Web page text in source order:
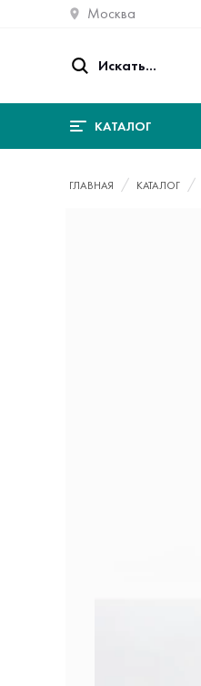
Москва
КАТАЛОГ
ГЛАВНАЯ КАТАЛОГ